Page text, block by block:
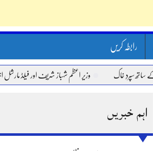
رابطہ کریں
وزیر اعظم شہباز شریف اور فیلڈ مارشل اہم دورے
اہم خبریں